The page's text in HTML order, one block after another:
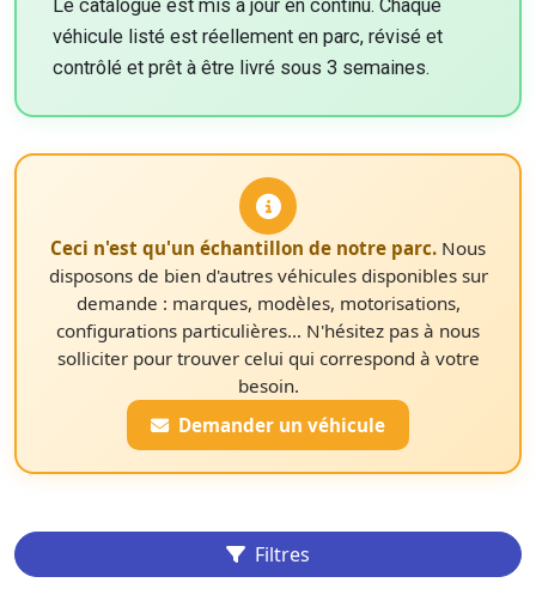
Le catalogue est mis à jour en continu. Chaque
véhicule listé est réellement en parc, révisé et
contrôlé et prêt à être livré sous 3 semaines.
Ceci n'est qu'un échantillon de notre parc. Nous
disposons de bien d'autres véhicules disponibles sur
demande : marques, modèles, motorisations,
configurations particulières… N'hésitez pas à nous
solliciter pour trouver celui qui correspond à votre
besoin.
Demander un véhicule
Filtres